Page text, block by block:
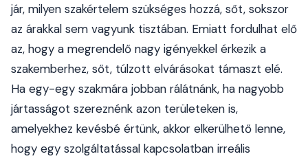
jár, milyen szakértelem szükséges hozzá, sőt, sokszor
az árakkal sem vagyunk tisztában. Emiatt fordulhat elő
az, hogy a megrendelő nagy igényekkel érkezik a
szakemberhez, sőt, túlzott elvárásokat támaszt elé.
Ha egy-egy szakmára jobban rálátnánk, ha nagyobb
jártasságot szereznénk azon területeken is,
amelyekhez kevésbé értünk, akkor elkerülhető lenne,
hogy egy szolgáltatással kapcsolatban irreális